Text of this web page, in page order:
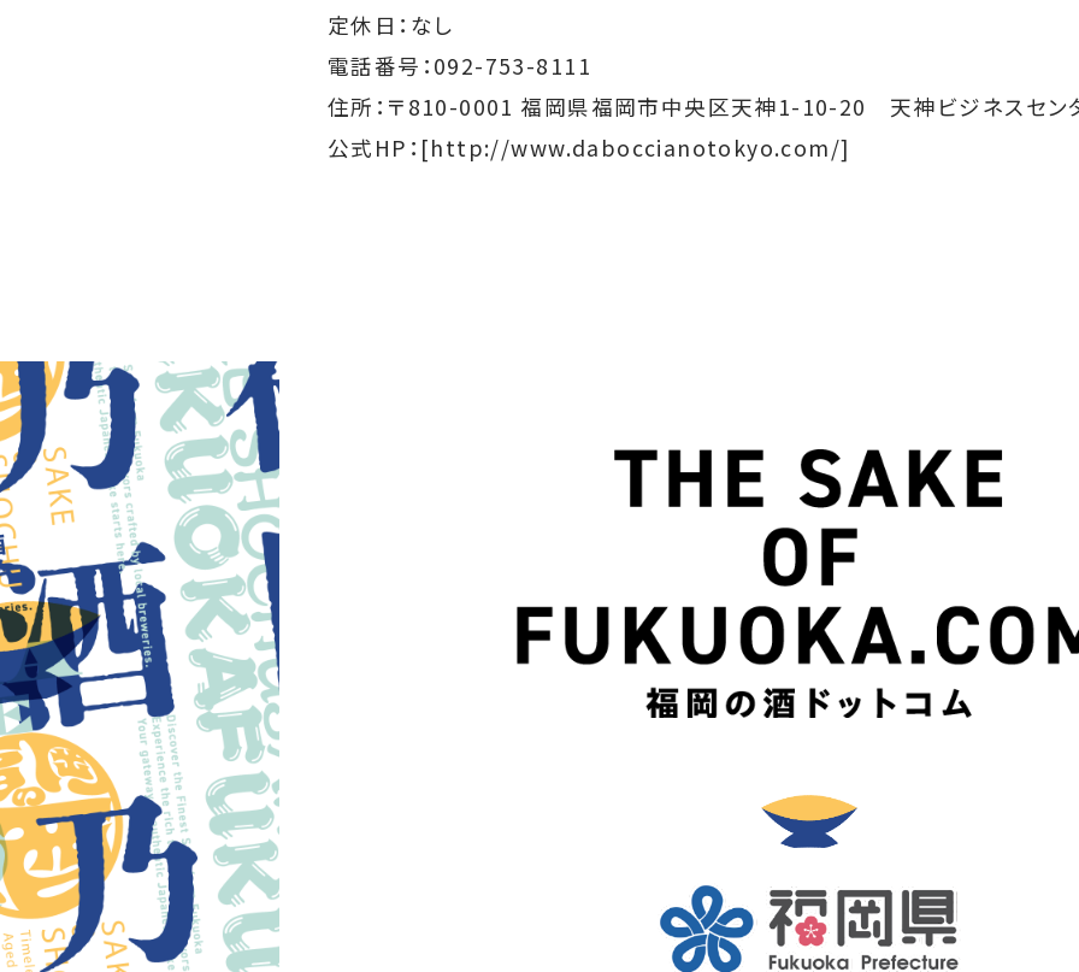
定休日：なし
電話番号：092-753-8111
住所：〒810-0001 福岡県福岡市中央区天神1-10-20 天神ビジネスセン
公式HP： [http://www.daboccianotokyo.com/]